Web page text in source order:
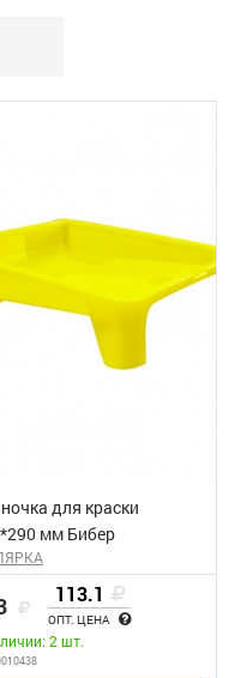
для краски
мм Бибер
113.1
ОПТ. ЦЕНА
2 шт.